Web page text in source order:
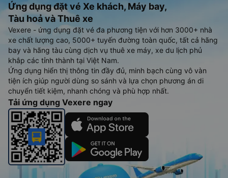
Ứng dụng đặt vé Xe khách, Máy bay,
Tàu hoả và Thuê xe
Vexere - ứng dụng đặt vé đa phương tiện với hơn 3000+ nhà
xe chất lượng cao, 5000+ tuyến đường toàn quốc, tất cả hãng
bay và hãng tàu cùng dịch vụ thuê xe máy, xe du lịch phủ
khắp các tỉnh thành tại Việt Nam.
Ứng dụng hiển thị thông tin đầy đủ, minh bạch cùng vô vàn
tiện ích giúp người dùng so sánh và lựa chọn phương án di
chuyển tiết kiệm, nhanh chóng và phù hợp nhất.
Tải ứng dụng Vexere ngay